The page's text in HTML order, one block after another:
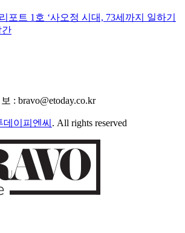
포트 1호 ‘사오정 시대, 73세까지 일하기
간
: bravo@etoday.co.kr
데이피엔씨 . All rights reserved